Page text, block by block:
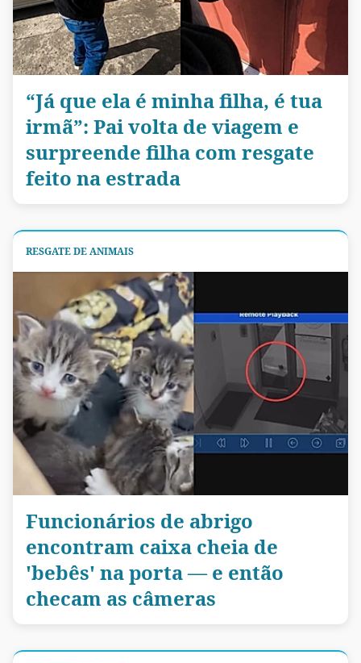
“Já que ela é minha filha, é tua
irmã”: Pai volta de viagem e
surpreende filha com resgate
feito na estrada
RESGATE DE ANIMAIS
Funcionários de abrigo
encontram caixa cheia de
'bebês' na porta — e então
checam as câmeras